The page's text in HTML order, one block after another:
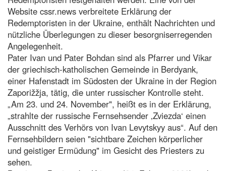
Website cssr.news verbreitete Erklärung der
Redemptoristen in der Ukraine, enthält Nachrichten und
nützliche Überlegungen zu dieser besorgniserregenden
Angelegenheit.
Pater Ivan und Pater Bohdan sind als Pfarrer und Vikar
der griechisch-katholischen Gemeinde in Berdyank,
einer Hafenstadt im Südosten der Ukraine in der Region
Zaporižžja, tätig, die unter russischer Kontrolle steht.
„Am 23. und 24. November", heißt es in der Erklärung,
„strahlte der russische Fernsehsender ‚Zviezda‘ einen
Ausschnitt des Verhörs von Ivan Levytskyy aus“. Auf den
Fernsehbildern seien "sichtbare Zeichen körperlicher
und geistiger Ermüdung" im Gesicht des Priesters zu
sehen.